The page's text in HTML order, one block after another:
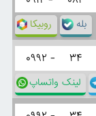
روبیکا بله
۰۹۹۲ - ۳۴
لینک واتساپ